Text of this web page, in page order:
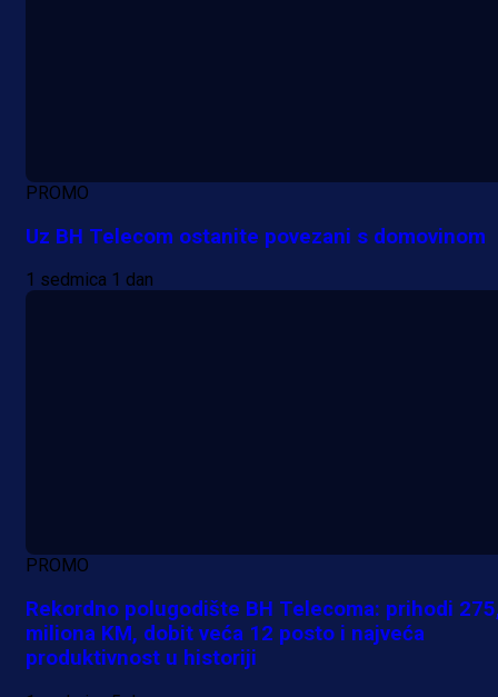
PROMO
Uz BH Telecom ostanite povezani s domovinom
1 sedmica 1 dan
PROMO
Rekordno polugodište BH Telecoma: prihodi
miliona KM, dobit veća 12 posto i najveća
produktivnost u historiji